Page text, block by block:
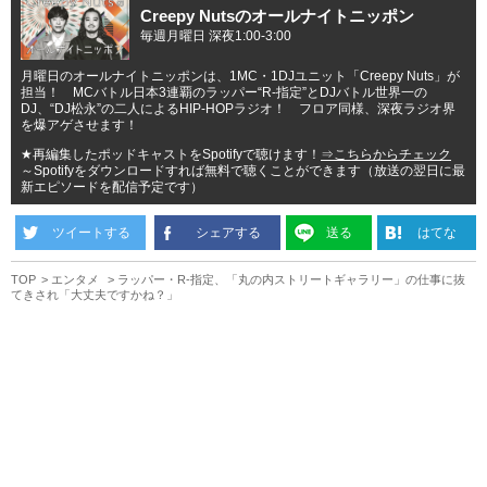
Creepy Nutsのオールナイトニッポン
毎週月曜日 深夜1:00-3:00
月曜日のオールナイトニッポンは、1MC・1DJユニット「Creepy Nuts」が
担当！ MCバトル日本3連覇のラッパー“R-指定”とDJバトル世界一の
DJ、“DJ松永”の二人によるHIP-HOPラジオ！ フロア同様、深夜ラジオ界
を爆アゲさせます！
★再編集したポッドキャストをSpotifyで聴けます！ ⇒こちらからチェック
～Spotifyをダウンロードすれば無料で聴くことができます（放送の翌日に最
新エピソードを配信予定です）
ツイートする シェアする 送る はてな
TOP エンタメ
ラッパー・R-指定、「丸の内ストリートギャラリー」の仕事に抜
てきされ「大丈夫ですかね？」